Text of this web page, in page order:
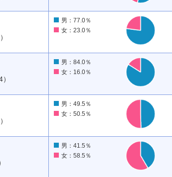
男：77.0％
女：23.0％
男：84.0％
女：16.0％
男：49.5％
女：50.5％
男：41.5％
女：58.5％